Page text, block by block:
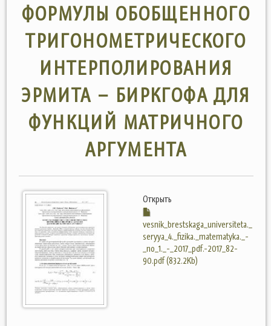
ФОРМУЛЫ ОБОБЩЕННОГО
ТРИГОНОМЕТРИЧЕСКОГО
ИНТЕРПОЛИРОВАНИЯ
ЭРМИТА – БИРКГОФА ДЛЯ
ФУНКЦИЙ МАТРИЧНОГО
АРГУМЕНТА
Открыть
vesnik_brestskaga_universiteta._
seryya_4._fizika._matematyka._-
_no_1._-_2017_pdf.-2017_82-
90.pdf (832.2Kb)